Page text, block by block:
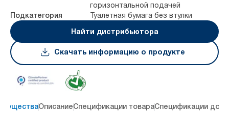
горизонтальной подачей
Подкатегория
Туалетная бумага без втулки
Найти дистрибьютора
Скачать информацию о продукте
ОписаниеСпецификации товараСпецификации